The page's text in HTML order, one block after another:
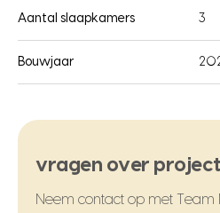
Aantal slaapkamers 3
Bouwjaar
vragen over
Neem contact op met